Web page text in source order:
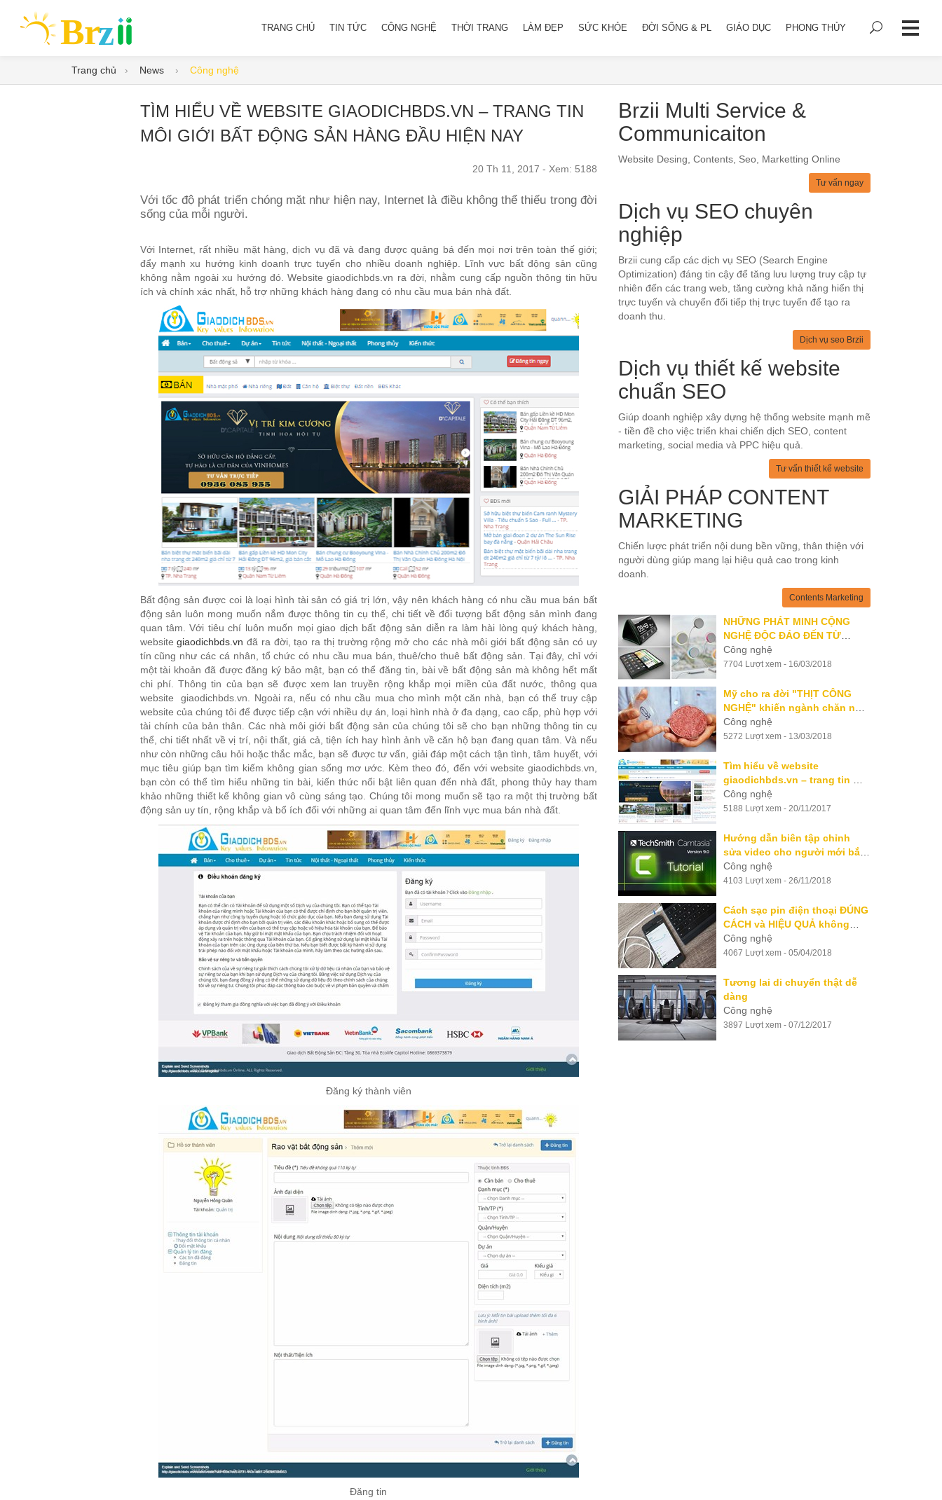
TRANG CHỦ TIN TỨC CÔNG NGHỆ THỜI TRANG LÀM ĐẸP SỨC KHỎE ĐỜI SỐNG & PL GIÁO DỤC PHONG THỦY
Trang chủ News Công nghệ
TÌM HIỂU VỀ WEBSITE GIAODICHBDS.VN – TRANG TIN
MÔI GIỚI BẤT ĐỘNG SẢN HÀNG ĐẦU HIỆN NAY
20 Th 11, 2017 - Xem: 5188
Với tốc độ phát triển chóng mặt như hiện nay, Internet là điều không thể thiếu trong đời
sống của mỗi người.
Với Internet, rất nhiều mặt hàng, dịch vụ đã và đang được quảng bá đến mọi nơi trên toàn thế giới;
đẩy mạnh xu hướng kinh doanh trực tuyến cho nhiều doanh nghiệp. Lĩnh vực bất động sản cũng
không nằm ngoài xu hướng đó.Website giaodichbds.vn ra đời, nhằm cung cấp nguồn thông tin hữu
ích và chính xác nhất, hỗ trợ những khách hàng đang có nhu cầu mua bán nhà đất.
Bất động sản được coi là loại hình tài sản có giá trị lớn, vậy nên khách hàng có nhu cầu mua bán bất
động sản luôn mong muốn nắm được thông tin cụ thể, chi tiết về đối tượng bất động sản mình đang
quan tâm. Với tiêu chí luôn muốn mọi giao dịch bất động sản diễn ra làm hài lòng quý khách hàng,
websitegiaodichbds.vnđã ra đời, tạo ra thị trường rộng mở cho các nhà môi giới bất động sản có uy
tín cũng như các cá nhân, tổ chức có nhu cầu mua bán, thuê/cho thuê bất động sản. Tại đây, chỉ với
một tài khoản đã được đăng ký bảo mật, bạn có thể đăng tin, bài về bất động sản mà không hết mất
chi phí. Thông tin của bạn sẽ được xem lan truyền rộng khắp mọi miền của đất nước, thông qua
website giaodichbds.vn.
Ngoài ra, nếu có nhu cầu mua cho mình một căn nhà, bạn có thể truy cập
website của chúng tôi để được tiếp cận với nhiều dự án, loại hình nhà ở đa dạng, cao cấp, phù hợp với
tài chính của bản thân. Các nhà môi giới bất động sản của chúng tôi sẽ cho bạn những thông tin cụ
thể, chi tiết nhất về vị trí, nội thất, giá cả, tiện ích hay hình ảnh về căn hộ bạn đang quan tâm. Và nếu
như còn những câu hỏi hoặc thắc mắc, bạn sẽ được tư vấn, giải đáp một cách tận tình, tâm huyết, với
mục tiêu giúp bạn tìm kiếm không gian sống mơ ước. Kèm theo đó, đến với website giaodichbds.vn,
bạn còn có thể tìm hiểu những tin bài, kiến thức nổi bật liên quan đến nhà đất, phong thủy hay tham
khảo những thiết kế không gian vô cùng sáng tạo. Chúng tôi mong muốn sẽ tạo ra một thị trường bất
động sản uy tín, rộng khắp và bổ ích đối với những ai quan tâm đến lĩnh vực mua bán nhà đất.
Đăng ký thành viên
Đăng tin
Brzii Multi Service &
Communicaiton
Website Desing, Contents, Seo, Marketting Online
Tư vấn ngay
Dịch vụ SEO chuyên
nghiệp
Brzii cung cấp các dịch vụ SEO (Search Engine
Optimization) đáng tin cậy để tăng lưu lượng truy cập tự
nhiên đến các trang web, tăng cường khả năng hiển thị
trực tuyến và chuyển đổi tiếp thị trực tuyến để tạo ra
doanh thu.
Dịch vụ seo Brzii
Dịch vụ thiết kế website
chuẩn SEO
Giúp doanh nghiệp xây dựng hệ thống website mạnh mẽ
- tiền đề cho việc triển khai chiến dịch SEO, content
marketing, social media và PPC hiệu quả.
Tư vấn thiết kế website
GIẢI PHÁP CONTENT
MARKETING
Chiến lược phát triển nội dung bền vững, thân thiện với
người dùng giúp mang lại hiệu quả cao trong kinh
doanh.
Contents Marketing
NHỮNG PHÁT MINH CỘNG
NGHỆ ĐỘC ĐÁO ĐẾN TỪ
TƯƠNG LAI
Công nghệ
7704 Lượt xem - 16/03/2018
Mỹ cho ra đời "THỊT CÔNG
NGHỆ" khiến ngành chăn nuôi
Mỹ lo ngại
Công nghệ
5272 Lượt xem - 13/03/2018
Tìm hiểu về website
giaodichbds.vn – trang tin môi
giới bất động sản hàng đầu
hiện nay
Công nghệ
5188 Lượt xem - 20/11/2017
Hướng dẫn biên tập chỉnh
sửa video cho người mới bắt
đầu với Camtasia 9
Công nghệ
4103 Lượt xem - 26/11/2018
Cách sạc pin điện thoại ĐÚNG
CÁCH và HIỆU QUẢ không
phải ai cũng biết.
Công nghệ
4067 Lượt xem - 05/04/2018
Tương lai di chuyển thật dễ
dàng
Công nghệ
3897 Lượt xem - 07/12/2017